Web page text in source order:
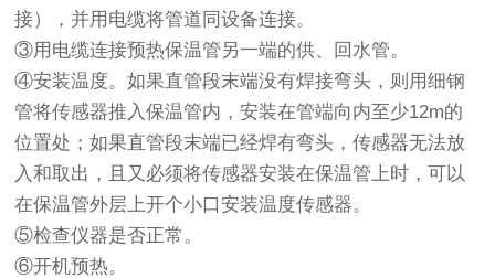
接），并用电缆将管道同设备连接。
③用电缆连接预热保温管另一端的供、回水管。
④安装温度。如果直管段末端没有焊接弯头，则用细钢
管将传感器推入保温管内，安装在管端向内至少12m的
位置处；如果直管段末端已经焊有弯头，传感器无法放
入和取出，且又必须将传感器安装在保温管上时，可以
在保温管外层上开个小口安装温度传感器。
⑤检查仪器是否正常。
⑥开机预热。